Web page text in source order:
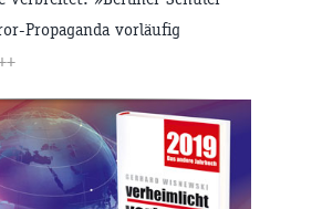
Propaganda vorläufig